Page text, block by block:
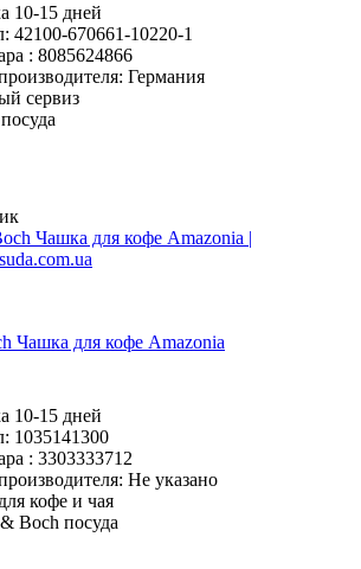
10-15 дней
42100-670661-10220-1
: 8085624866
Германия
сервиз
Чашка для кофе Amazonia
10-15 дней
1035141300
: 3303333712
Не указано
кофе и чая
Boch посуда